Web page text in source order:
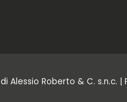
di Alessio Roberto & C. s.n.c. |